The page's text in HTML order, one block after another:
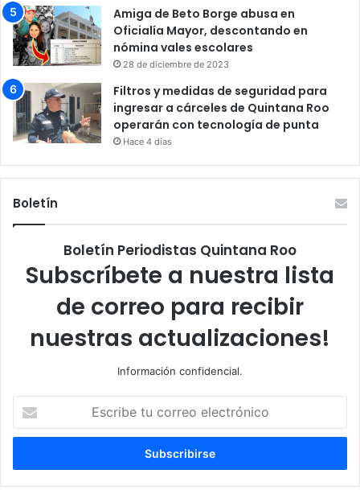
Amiga de Beto Borge abusa en
Oficialía Mayor, descontando en
nómina vales escolares
28 de diciembre de 2023
Filtros y medidas de seguridad para
ingresar a cárceles de Quintana Roo
operarán con tecnología de punta
Hace 4 días
Boletín
Boletín Periodistas Quintana Roo
Subscríbete a nuestra lista
de correo para recibir
nuestras actualizaciones!
Información confidencial.
correo